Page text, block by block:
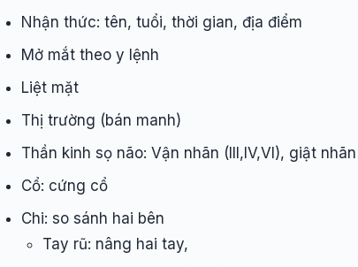
Nhận thức: tên, tuổi, thời gian, địa điểm
Mở mắt theo y lệnh
Liệt mặt
Thị trường (bán manh)
Thần kinh sọ não: Vận nhãn (III,IV,VI), giật
Cổ: cứng cổ
Chi: so sánh hai bên
Tay rũ: nâng hai tay,